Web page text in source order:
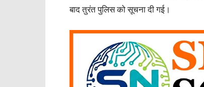
बाद तुरंत पुलिस को सूचना दी गई।